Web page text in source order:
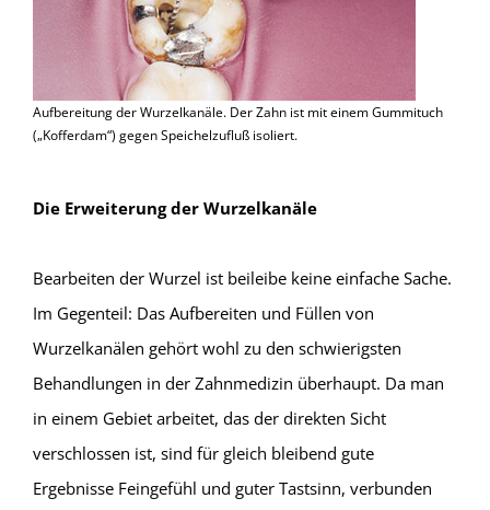
Aufbereitung der Wurzelkanäle. Der Zahn ist mit einem Gummituch
(„Kofferdam“) gegen Speichelzufluß isoliert.
Die Erweiterung der Wurzelkanäle
Bearbeiten der Wurzel ist beileibe keine einfache Sache.
Im Gegenteil: Das Aufbereiten und Füllen von
Wurzelkanälen gehört wohl zu den schwierigsten
Behandlungen in der Zahnmedizin überhaupt. Da man
in einem Gebiet arbeitet, das der direkten Sicht
verschlossen ist, sind für gleich bleibend gute
Ergebnisse Feingefühl und guter Tastsinn, verbunden